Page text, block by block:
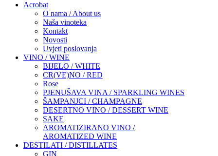
Acrobat
O nama / About us
Naša vinoteka
Kontakt
Novosti
Uvjeti poslovanja
VINO / WINE
BIJELO / WHITE
CR(VE)NO / RED
Rose
PJENUŠAVA VINA / SPARKLING WINES
ŠAMPANJCI / CHAMPAGNE
DESERTNO VINO / DESSERT WINE
SAKE
AROMATIZIRANO VINO /
AROMATIZED WINE
DESTILATI / DISTILLATES
GIN